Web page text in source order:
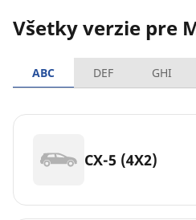
Všetky verzie pre
ABC DEF GHI
CX-5 (4X2)